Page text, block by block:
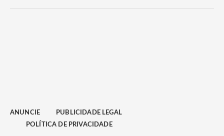
ANUNCIE
PUBLICIDADE LEGAL
POLÍTICA DE PRIVACIDADE